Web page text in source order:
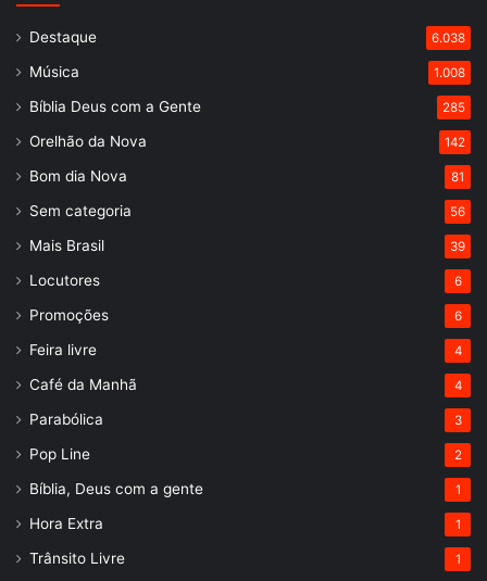
Destaque 6.038
Música 1.008
Bíblia Deus com a Gente 285
Orelhão da Nova 142
Bom dia Nova 81
Sem categoria 56
Mais Brasil 39
Locutores 6
Promoções 6
Feira livre 4
Café da Manhã 4
Parabólica 3
Pop Line 2
Bíblia, Deus com a gente 1
Hora Extra 1
Trânsito Livre 1